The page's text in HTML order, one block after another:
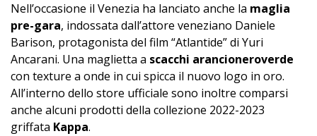
Nell’occasione il Venezia ha lanciato anche la maglia
pre-gara, indossata dall’attore veneziano Daniele
Barison, protagonista del film “Atlantide” di Yuri
Ancarani. Una maglietta a scacchi arancioneroverde
con texture a onde in cui spicca il nuovo logo in oro.
All’interno dello store ufficiale sono inoltre comparsi
anche alcuni prodotti della collezione 2022-2023
griffata Kappa.